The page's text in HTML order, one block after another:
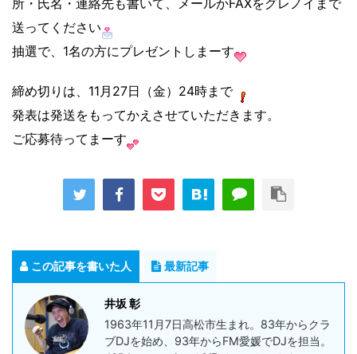
送ってください
抽選で、1名の方にプレゼントしまーす
締め切りは、11月27日（金）24時まで
発表は発送をもってかえさせていただきます。
ご応募待ってまーす
この記事を書いた人 最新記事
井坂 彰
1963年11月7日高松市生まれ。83年からクラ
ブDJを始め、93年からFM愛媛でDJを担当。